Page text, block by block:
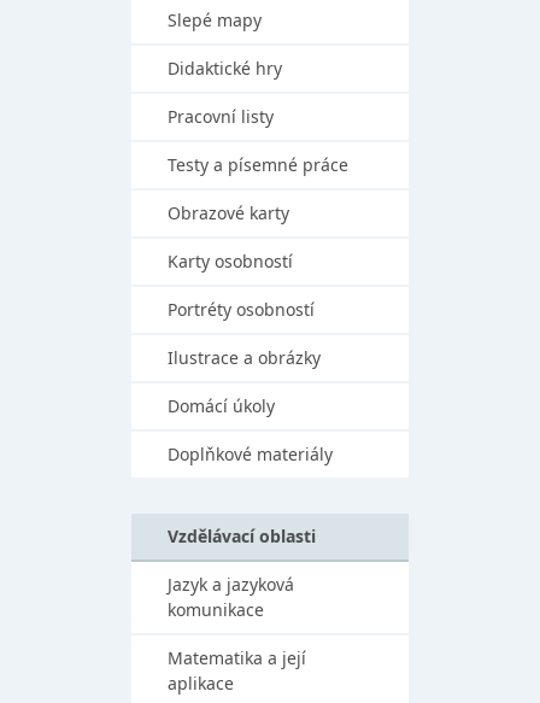
Slepé mapy
Didaktické hry
Pracovní listy
Testy a písemné práce
Obrazové karty
Karty osobností
Portréty osobností
Ilustrace a obrázky
Domácí úkoly
Doplňkové materiály
Vzdělávací oblasti
Jazyk a jazyková
komunikace
Matematika a její
aplikace